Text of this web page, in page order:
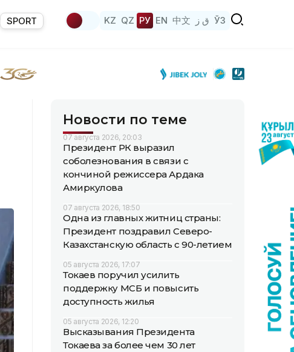
SPORT KZ QZ РУ EN 中文 ق ز ЎЗ
Новости по теме
07 августа 2026, 20:03
Президент РК выразил
соболезнования в связи с
кончиной режиссера Ардака
Амиркулова
07 августа 2026, 18:50
Одна из главных житниц страны:
Президент поздравил Северо-
Казахстанскую область с 90-летием
05 августа 2026, 17:07
Токаев поручил усилить
поддержку МСБ и повысить
доступность жилья
05 августа 2026, 12:20
Высказывания Президента
Токаева за более чем 30 лет